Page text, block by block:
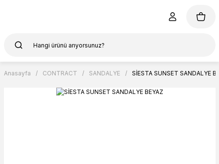
Anasayfa CONTRACT SANDALYE SİESTA SUNSET SANDALYE